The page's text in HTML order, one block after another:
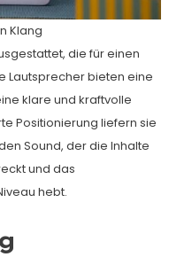
Klang
die für einen
Lautsprecher bieten eine
klare und kraftvolle
Positionierung liefern sie
Sound, der die Inhalte
und das
hebt.